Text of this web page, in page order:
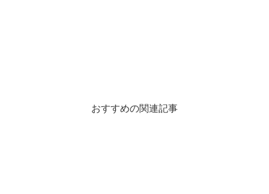
おすすめの関連記事